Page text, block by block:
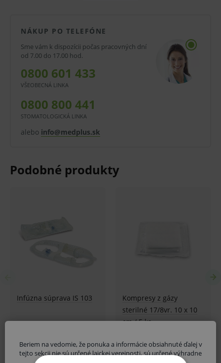
nerezové /typ SUPN-1120/. V spodnej časti je stolík s
1 zásuvkou.
Za príplatok 50 eur je integrovaná elektrická zásuvka
pre pripojenie zdravotníckych prístrojov.
dve nebrzdené ložiskové kolieska o priemere 125
mm.
hygienických dôvodov možné odstúpiť od kúpnej
zmluvy v lehote 14 dní.
NÁKUP PO TELEFÓNE
Sme vám k dispozícii počas pracovných dní
od 7.00 do 17.00 hod.
0800 601 433
VŠEOBECNÁ LINKA
0800 800 441
STOMATOLOGICKÁ LINKA
alebo info@medplus.sk
Beriem na vedomie, že ponuka a informácie obsiahnuté ďalej v
tejto sekcii nie sú určené laickej verejnosti, sú určené výhradne